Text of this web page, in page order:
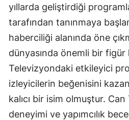
yıllarda geliştirdiği
tarafından tanınmaya
haberciliği alanında öne
dünyasında önemli bir
Televizyondaki etkileyici
izleyicilerin beğenisini
kalıcı bir isim olmuştur.
deneyimi ve yapımcılık